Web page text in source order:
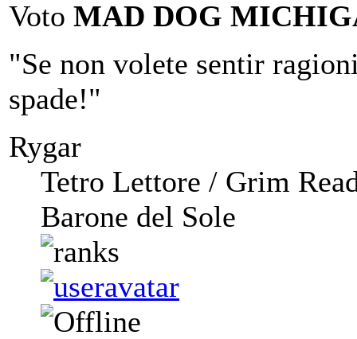
Voto MAD DOG
"Se non volete sentir
spade!"
Rygar
Tetro Lettore / Grim
Barone del Sole